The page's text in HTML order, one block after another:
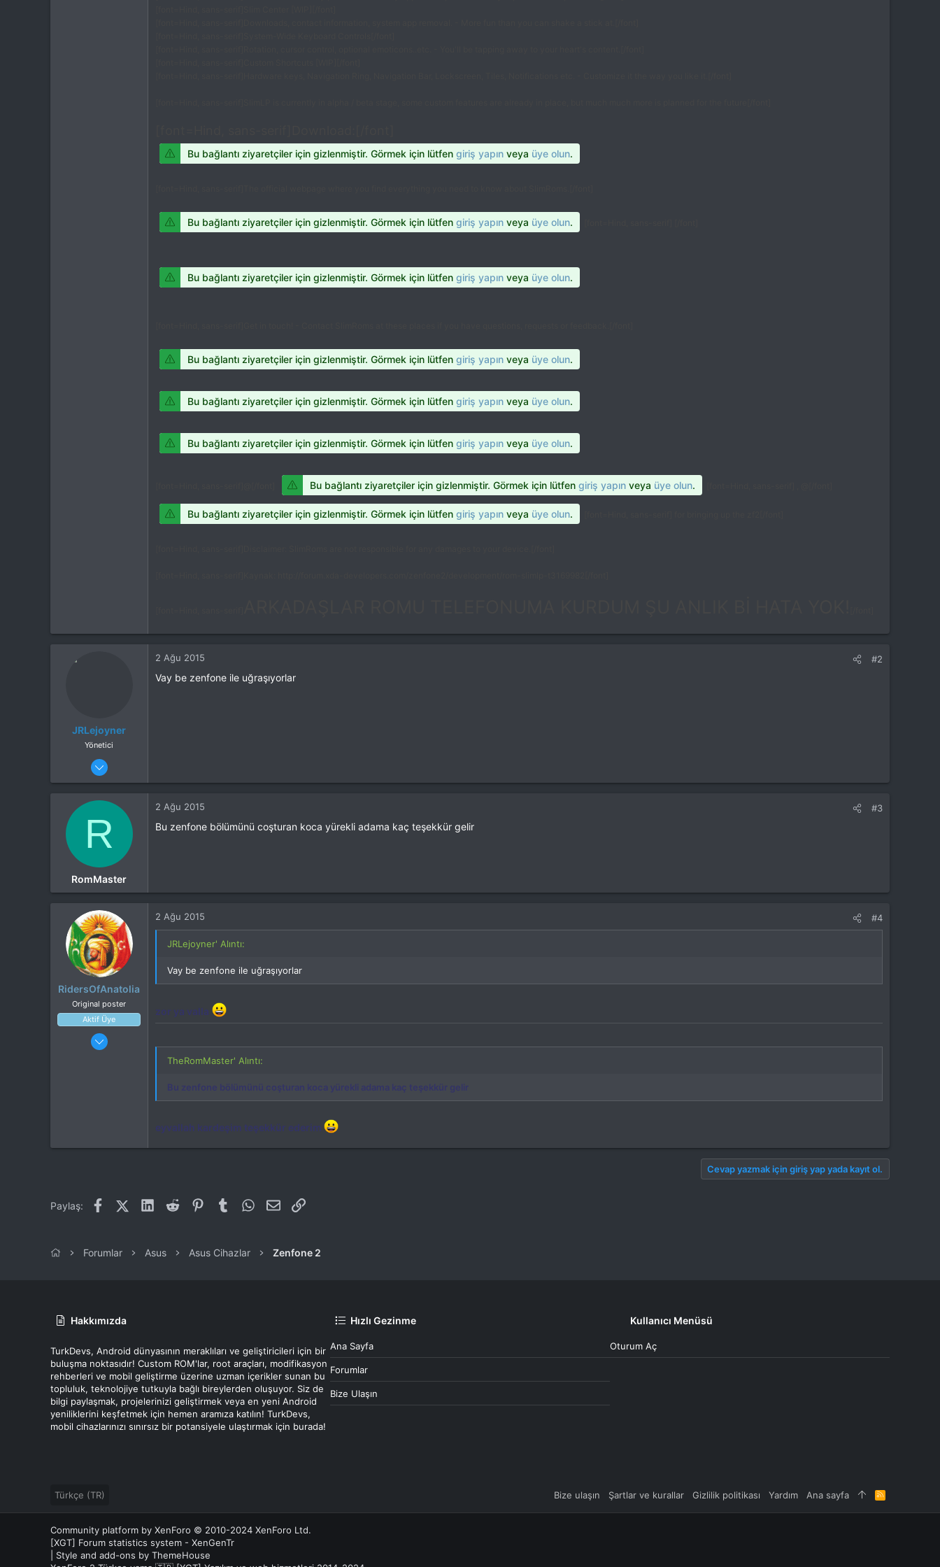
Bu bağlantı ziyaretçiler için gizlenmiştir. Görmek için lütfen giriş yapın veya üye olun.
Bu bağlantı ziyaretçiler için gizlenmiştir. Görmek için lütfen giriş yapın veya üye olun.
Bu bağlantı ziyaretçiler için gizlenmiştir. Görmek için lütfen giriş yapın veya üye olun.
Bu bağlantı ziyaretçiler için gizlenmiştir. Görmek için lütfen giriş yapın veya üye olun.
Bu bağlantı ziyaretçiler için gizlenmiştir. Görmek için lütfen giriş yapın veya üye olun.
Bu bağlantı ziyaretçiler için gizlenmiştir. Görmek için lütfen giriş yapın veya üye olun.
Bu bağlantı ziyaretçiler için gizlenmiştir. Görmek için lütfen giriş yapın veya üye olun.
Bu bağlantı ziyaretçiler için gizlenmiştir. Görmek için lütfen giriş yapın veya üye olun.
JRLejoyner
Yönetici
29 Ocak 2015
306
Cihaz
Samsung Note 3
ROM
2 Ağu 2015 #2
Vay be zenfone ile uğraşıyorlar
R
RomMaster
2 Ağu 2015 #3
Bu zenfone bölümünü coşturan koca yürekli adama kaç teşekkür gelir
RidersOfAnatolia
Original poster
Aktif Üye
26 Ocak 2015
2 Ağu 2015 #4
JRLejoyner' Alıntı:
Vay be zenfone ile uğraşıyorlar
zor ya valla
TheRomMaster' Alıntı:
Bu zenfone bölümünü coşturan koca yürekli adama kaç teşekkür gelir
eyvallah kardeşim teşekkür ederim
Cevap yazmak için giriş yap yada kayıt ol.
Paylaş: FacebookX (Twitter)LinkedIn
Reddit PinterestTumblr WhatsApp
E-postaLink
Forumlar Asus Asus Cihazlar Zenfone 2
Hakkımızda
TurkDevs, Android dünyasının meraklıları ve geliştiricileri için bir
buluşma noktasıdır! Custom ROM'lar, root araçları, modifikasyon
rehberleri ve mobil geliştirme üzerine uzman içerikler sunan bu
topluluk, teknolojiye tutkuyla bağlı bireylerden oluşuyor. Siz de
bilgi paylaşmak, projelerinizi geliştirmek veya en yeni Android
yeniliklerini keşfetmek için hemen aramıza katılın! TurkDevs,
mobil cihazlarınızı sınırsız bir potansiyele ulaştırmak için burada!
Hızlı Gezinme
Ana Sayfa
Forumlar
Bize Ulaşın
Kullanıcı Menüsü
Oturum Aç
Türkçe (TR) Bize ulaşın Şartlar ve kurallar Gizlilik politikası Yardım Ana sayfa
R
S
Community platform by XenForo © 2010-2024 XenForo Ltd.
[XGT] Forum statistics system - XenGenTr
Style and add-ons by ThemeHouse